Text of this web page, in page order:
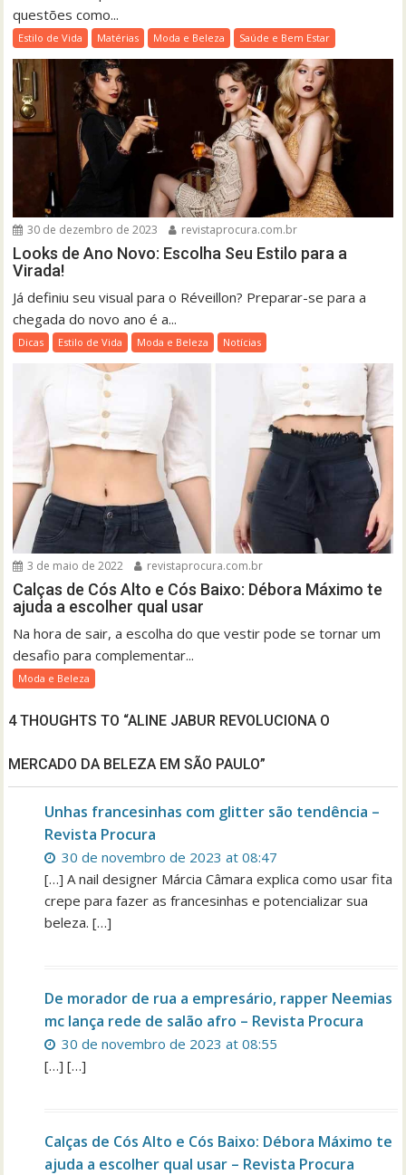
questões como...
Estilo de Vida Matérias Moda e Beleza Saúde e Bem Estar
30 de dezembro de 2023 revistaprocura.com.br
Looks de Ano Novo: Escolha Seu Estilo para a
Virada!
Já definiu seu visual para o Réveillon? Preparar-se para a
chegada do novo ano é a...
Dicas Estilo de Vida Moda e Beleza Notícias
3 de maio de 2022 revistaprocura.com.br
Calças de Cós Alto e Cós Baixo: Débora Máximo te
ajuda a escolher qual usar
Na hora de sair, a escolha do que vestir pode se tornar um
desafio para complementar...
Moda e Beleza
4 THOUGHTS TO “ALINE JABUR REVOLUCIONA O
MERCADO DA BELEZA EM SÃO PAULO”
Unhas francesinhas com glitter são tendência –
Revista Procura
30 de novembro de 2023 at 08:47
[…] A nail designer Márcia Câmara explica como usar fita
crepe para fazer as francesinhas e potencializar sua
beleza. […]
De morador de rua a empresário, rapper Neemias
mc lança rede de salão afro – Revista Procura
30 de novembro de 2023 at 08:55
[…] […]
Calças de Cós Alto e Cós Baixo: Débora Máximo te
ajuda a escolher qual usar – Revista Procura